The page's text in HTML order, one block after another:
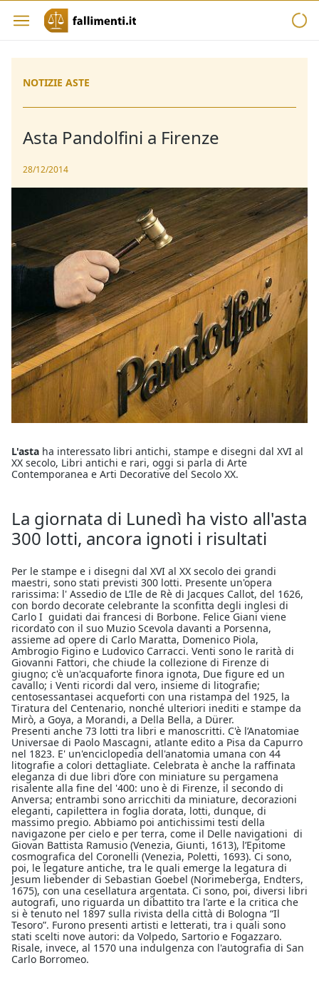
NOTIZIE ASTE
Asta Pandolfini a Firenze
28/12/2014
L'asta ha interessato libri antichi, stampe e disegni dal XVI al
XX secolo, Libri antichi e rari, oggi si parla di Arte
Contemporanea e Arti Decorative del Secolo XX.
La giornata di Lunedì ha visto all'asta
300 lotti, ancora ignoti i risultati
Per le stampe e i disegni dal XVI al XX secolo dei grandi
maestri, sono stati previsti 300 lotti. Presente un'opera
rarissima: l' Assedio de L’Ile de Rè di Jacques Callot, del 1626,
con bordo decorate celebrante la sconfitta degli inglesi di
Carlo I guidati dai francesi di Borbone. Felice Giani viene
ricordato con il suo Muzio Scevola davanti a Porsenna,
assieme ad opere di Carlo Maratta, Domenico Piola,
Ambrogio Figino e Ludovico Carracci. Venti sono le rarità di
Giovanni Fattori, che chiude la collezione di Firenze di
giugno; c'è un'acquaforte finora ignota, Due figure ed un
cavallo; i Venti ricordi dal vero, insieme di litografie;
centosessantasei acqueforti con una ristampa del 1925, la
Tiratura del Centenario, nonché ulteriori inediti e stampe da
Mirò, a Goya, a Morandi, a Della Bella, a Dürer.
Presenti anche 73 lotti tra libri e manoscritti. C'è l’Anatomiae
Universae di Paolo Mascagni, atlante edito a Pisa da Capurro
nel 1823. E' un'enciclopedia dell'anatomia umana con 44
litografie a colori dettagliate. Celebrata è anche la raffinata
eleganza di due libri d’ore con miniature su pergamena
risalente alla fine del '400: uno è di Firenze, il secondo di
Anversa; entrambi sono arricchiti da miniature, decorazioni
eleganti, capilettera in foglia dorata, lotti, dunque, di
massimo pregio. Abbiamo poi antichissimi testi della
navigazone per cielo e per terra, come il Delle navigationi di
Giovan Battista Ramusio (Venezia, Giunti, 1613), l’Epitome
cosmografica del Coronelli (Venezia, Poletti, 1693). Ci sono,
poi, le legature antiche, tra le quali emerge la legatura di
Jesum liebender di Sebastian Goebel (Norimeberga, Endters,
1675), con una cesellatura argentata. Ci sono, poi, diversi libri
autografi, uno riguarda un dibattito tra l'arte e la critica che
si è tenuto nel 1897 sulla rivista della città di Bologna “Il
Tesoro”. Furono presenti artisti e letterati, tra i quali sono
stati scelti nove autori: da Volpedo, Sartorio e Fogazzaro.
Risale, invece, al 1570 una indulgenza con l'autografia di San
Carlo Borromeo.